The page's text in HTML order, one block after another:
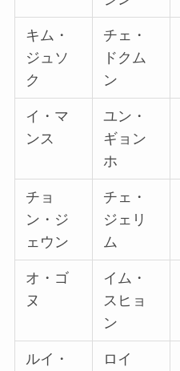
キム・
ジュソ
ク
チェ・
ドクム
ン
イ・マ
ンス
ユン・
ギョン
ホ
チョ
ン・ジ
ェウン
チェ・
ジェリ
ム
オ・ゴ
ヌ
イム・
スヒョ
ン
ルイ・
ロイ